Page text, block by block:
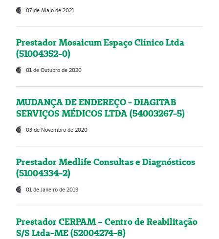
07 de Maio de 2021
Prestador Mosaicum Espaço Clínico Ltda
(51004352-0)
01 de Outubro de 2020
MUDANÇA DE ENDEREÇO - DIAGITAB
SERVIÇOS MÉDICOS LTDA (54003267-5)
03 de Novembro de 2020
Prestador Medlife Consultas e Diagnósticos
(51004334-2)
01 de Janeiro de 2019
Prestador CERPAM – Centro de Reabilitação
S/S Ltda-ME (52004274-8)